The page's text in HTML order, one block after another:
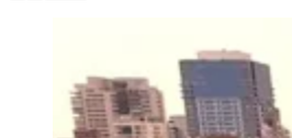
Guia de Empresas
Publicidade Anuncie Aqui
Clima / Tempo Seguir 1 min de